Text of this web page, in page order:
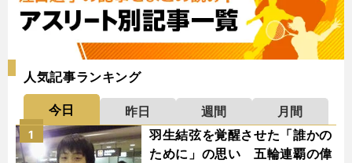
人気記事ランキング
今日 昨日 週間
月間
羽生結弦を覚醒させた「誰かの
ために」の思い 五輪連覇の偉
1